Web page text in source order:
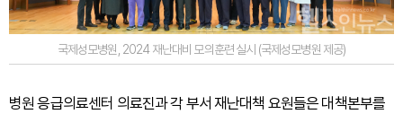
국제성모병원, 2024 재난대비 모의훈련 실시 (국제성모병원 제공)
병원 응급의료센터 의료진과 각 부서 재난대책 요원들은 대책본부를